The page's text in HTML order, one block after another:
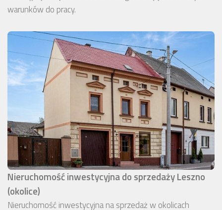
warunków do pracy.
Nieruchomość inwestycyjna do sprzedaży Leszno
(okolice)
Nieruchomość inwestycyjna na sprzedaż w okolicach